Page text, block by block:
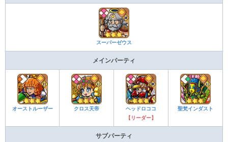
スーパーゼウス
メインパーティ
オーストルーザー クロス天帝
ヘッドロココ
【リーダー】
聖梵インダスト
サブパーティ